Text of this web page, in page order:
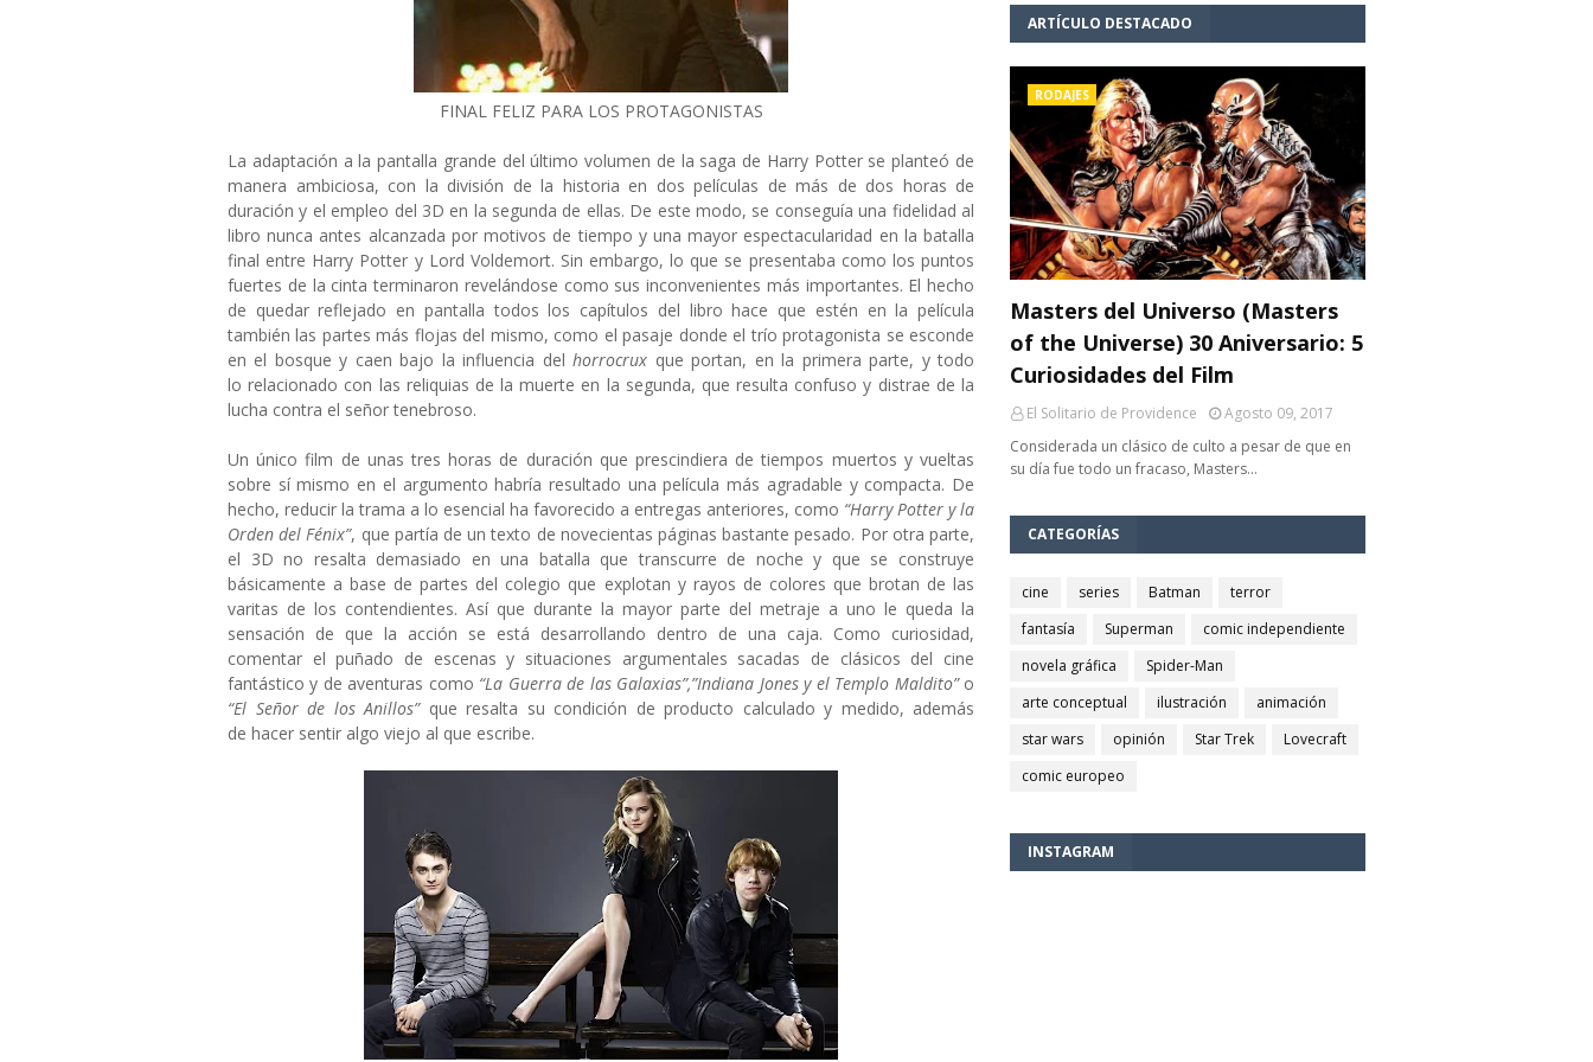
FINAL FELIZ PARA LOS PROTAGONISTAS
La adaptación a la pantalla grande del último volumen de la saga de Harry Potter se planteó de
manera ambiciosa, con la división de la historia en dos películas de más de dos horas de
duración y el empleo del 3D en la segunda de ellas. De este modo, se conseguía una fidelidad al
libro nunca antes alcanzada por motivos de tiempo y una mayor espectacularidad en la batalla
final entre Harry Potter y Lord Voldemort. Sin embargo, lo que se presentaba como los puntos
fuertes de la cinta terminaron revelándose como sus inconvenientes más importantes. El hecho
de quedar reflejado en pantalla todos los capítulos del libro hace que estén en la película
también las partes más flojas del mismo, como el pasaje donde el trío protagonista se esconde
en el bosque y caen bajo la influencia delhorrocrux que portan, en la primera parte, y todo
lo relacionado con las reliquias de la muerte en la segunda, que resulta confuso y distrae de la
lucha contra el señor tenebroso.
Un único film de unas tres horas de duración que prescindiera de tiempos muertos y vueltas
sobre sí mismo en el argumento habría resultado una película más agradable y compacta. De
hecho, reducir la trama a lo esencial ha favorecido a entregas anteriores, como “Harry Potter y la
Orden del Fénix”, que partía de un texto de novecientas páginas bastante pesado. Por otra parte,
el 3D no resalta demasiado en una batalla que transcurre de noche y que se construye
básicamente a base de partes del colegio que explotan y rayos de colores que brotan de las
varitas de los contendientes. Así que durante la mayor parte del metraje a uno le queda la
sensación de que la acción se está desarrollando dentro de una caja. Como curiosidad,
comentar el puñado de escenas y situaciones argumentales sacadas de clásicos del cine
fantástico y de aventuras como “La Guerra de las Galaxias”,”Indiana Jones y el Templo Maldito”o
“El Señor de los Anillos” que resalta su condición de producto calculado y medido, además
de hacer sentir algo viejo al que escribe.
ARTÍCULO DESTACADO
RODAJES
Masters del Universo (Masters
of the Universe) 30 Aniversario: 5
Curiosidades del Film
El Solitario de Providence
Agosto 09, 2017
Considerada un clásico de culto a pesar de que en
su día fue todo un fracaso, Masters…
CATEGORÍAS
cine series Batman
terror
fantasía
Superman
comic independiente
novela gráfica
Spider-Man
arte conceptual
ilustración
animación
star wars
opinión Star Trek
Lovecraft
comic europeo
INSTAGRAM